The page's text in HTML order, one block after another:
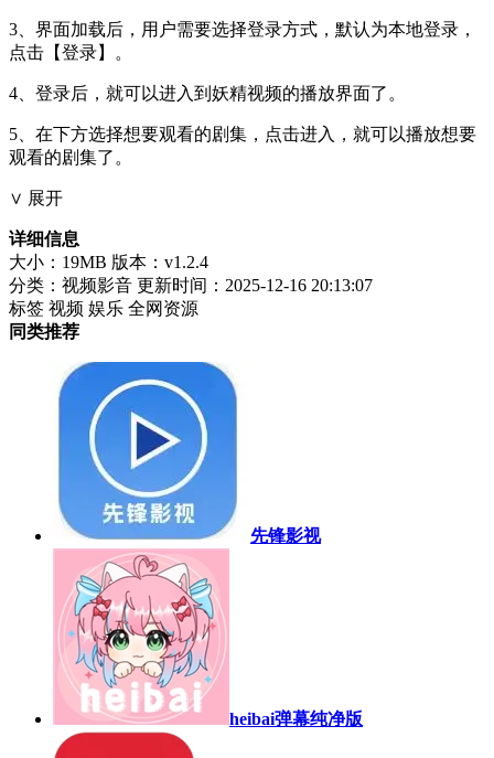
3、界面加载后，用户需要选择登录方式，默认为本地登录，
点击【登录】。
4、登录后，就可以进入到妖精视频的播放界面了。
5、在下方选择想要观看的剧集，点击进入，就可以播放想要
观看的剧集了。
∨ 展开
详细信息
大小：19MB 版本：v1.2.4
分类：视频影音 更新时间：2025-12-16 20:13:07
标签 视频 娱乐 全网资源
同类推荐
先锋影视
heibai弹幕纯净版